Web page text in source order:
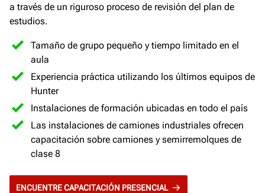
a través de un riguroso proceso de revisión del plan de
estudios.
Tamaño de grupo pequeño y tiempo limitado en el
aula
Experiencia práctica utilizando los últimos equipos de
Hunter
Instalaciones de formación ubicadas en todo el país
Las instalaciones de camiones industriales ofrecen
capacitación sobre camiones y semirremolques de
clase 8
ENCUENTRE CAPACITACIÓN PRESENCIAL